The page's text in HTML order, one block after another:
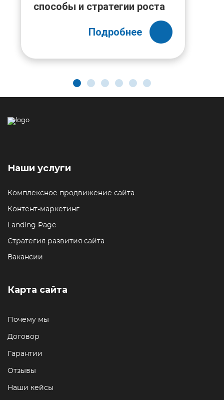
способы и стратегии роста
Подробнее
Наши услуги
Комплексное продвижение сайта
Контент-маркетинг
Landing Page
Стратегия развития сайта
Вакансии
Карта сайта
Почему мы
Договор
Гарантии
Отзывы
Наши кейсы